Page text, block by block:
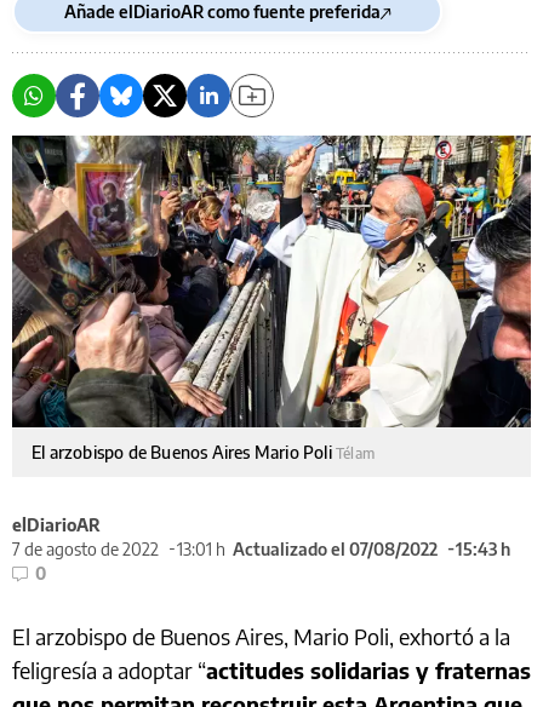
Añade elDiarioAR como fuente preferida
El arzobispo de Buenos Aires Mario Poli Télam
elDiarioAR
7 de agosto de 2022
13:01 h Actualizado el 07/08/2022
15:43 h
0
El arzobispo de Buenos Aires, Mario Poli, exhortó a la
feligresía a adoptar “actitudes solidarias y fraternas